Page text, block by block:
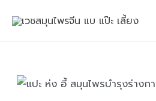
navigation